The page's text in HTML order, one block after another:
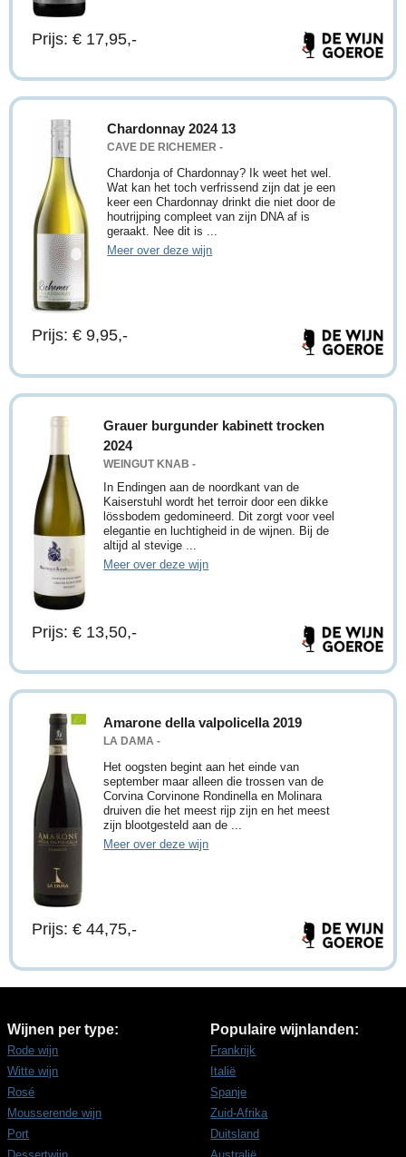
Prijs: € 17,95,-
Chardonnay 2024 13
CAVE DE RICHEMER -
Chardonja of Chardonnay? Ik weet het wel.
Wat kan het toch verfrissend zijn dat je een
keer een Chardonnay drinkt die niet door de
houtrijping compleet van zijn DNA af is
geraakt. Nee dit is ...
Meer over deze wijn
Prijs: € 9,95,-
Grauer burgunder kabinett trocken
2024
WEINGUT KNAB -
In Endingen aan de noordkant van de
Kaiserstuhl wordt het terroir door een dikke
lössbodem gedomineerd. Dit zorgt voor veel
elegantie en luchtigheid in de wijnen. Bij de
altijd al stevige ...
Meer over deze wijn
Prijs: € 13,50,-
Amarone della valpolicella 2019
LA DAMA -
Het oogsten begint aan het einde van
september maar alleen die trossen van de
Corvina Corvinone Rondinella en Molinara
druiven die het meest rijp zijn en het meest
zijn blootgesteld aan de ...
Meer over deze wijn
Prijs: € 44,75,-
Wijnen per type:
Rode wijn
Witte wijn
Rosé
Mousserende wijn
Port
Populaire wijnlanden:
Frankrijk
Italië
Spanje
Zuid-Afrika
Duitsland